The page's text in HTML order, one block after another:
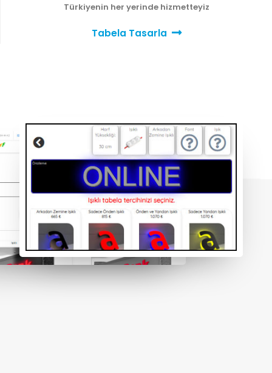
Türkiyenin her yerinde hizmetteyiz
Tabela Tasarla